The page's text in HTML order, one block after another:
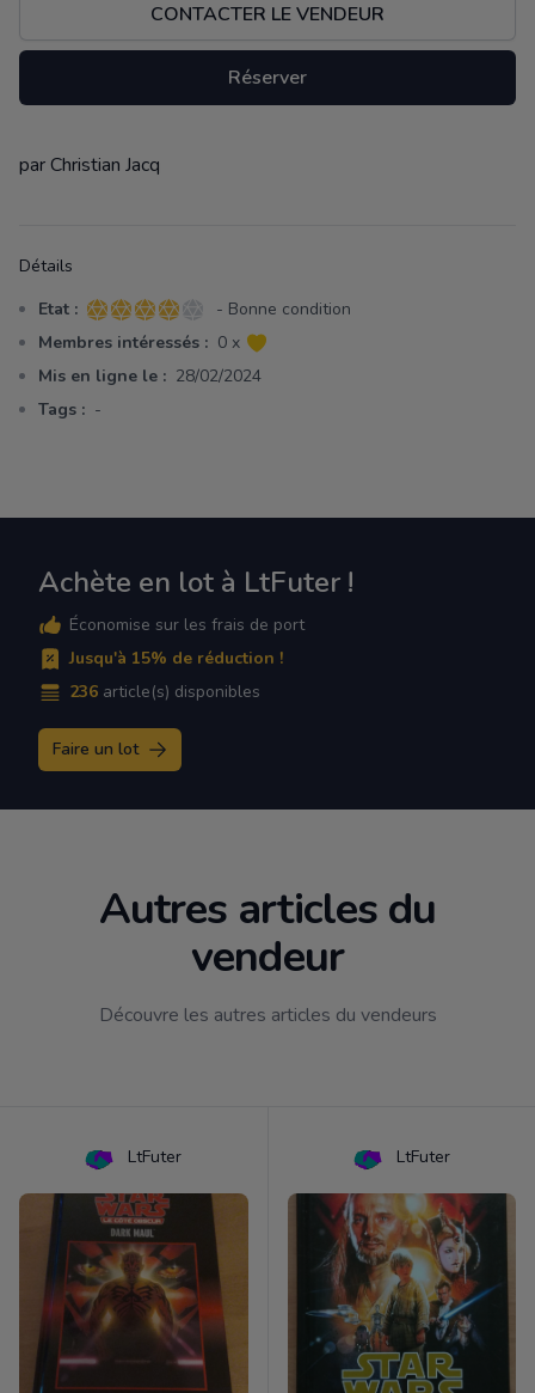
CONTACTER LE VENDEUR
Réserver
Description
par Christian Jacq
Détails
Etat : 4 sur 5 étoiles
- Bonne condition
Membres intéressés : 0 x
Mis en ligne le : 28/02/2024
Tags : -
Achète en lot à LtFuter !
Économise sur les frais de port
Jusqu'à 15% de réduction !
236 article(s) disponibles
Faire un lot
Autres articles du
vendeur
Découvre les autres articles du vendeurs
LtFuter LtFuter